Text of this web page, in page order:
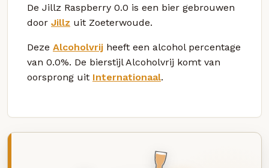
De Jillz Raspberry 0.0 is een bier gebrouwen
door Jillz uit Zoeterwoude.
Deze Alcoholvrij heeft een alcohol percentage
van 0.0%. De bierstijl Alcoholvrij komt van
oorsprong uit Internationaal.